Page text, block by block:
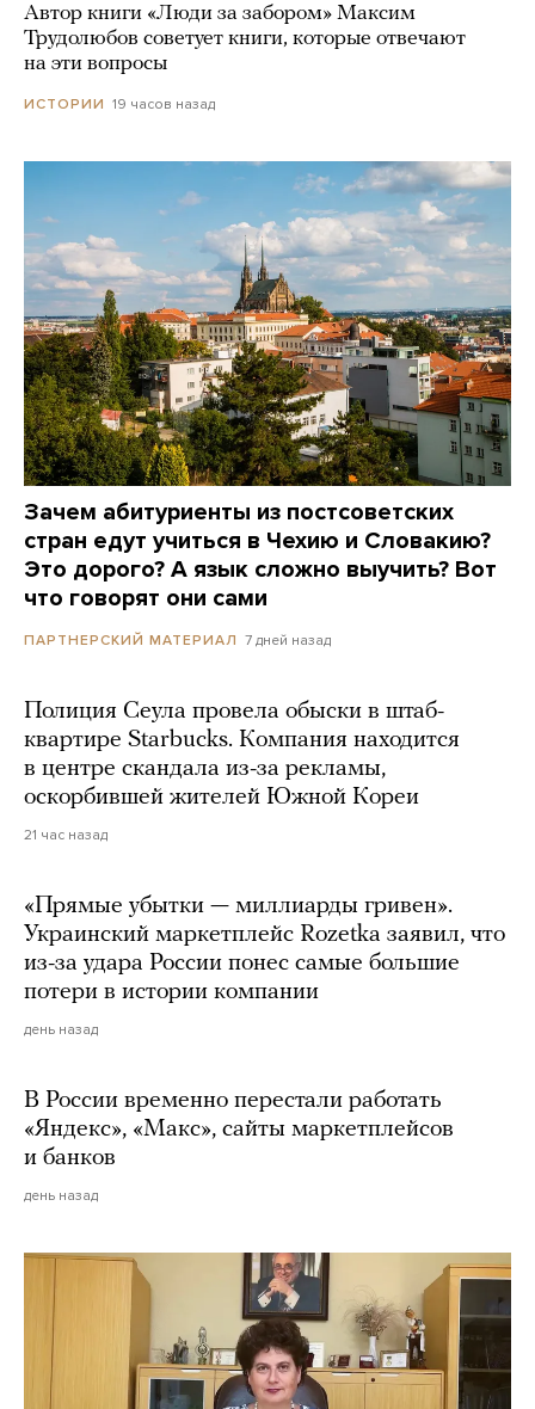
Автор книги «Люди за забором» Максим
Трудолюбов советует книги, которые отвечают
на эти вопросы
ИСТОРИИ 19 часов назад
Зачем абитуриенты из постсоветских
стран едут учиться в Чехию и Словакию?
Это дорого? А язык сложно выучить? Вот
что говорят они сами
ПАРТНЕРСКИЙ МАТЕРИАЛ 7 дней назад
Полиция Сеула провела обыски в штаб-
квартире Starbucks. Компания находится
в центре скандала из-за рекламы,
оскорбившей жителей Южной Кореи
21 час назад
«Прямые убытки — миллиарды гривен».
Украинский маркетплейс Rozetka заявил, что
из-за удара России понес самые большие
потери в истории компании
день назад
В России временно перестали работать
«Яндекс», «Макс», сайты маркетплейсов
и банков
день назад